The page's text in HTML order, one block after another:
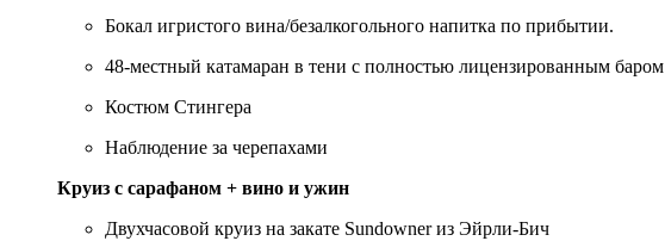
Бокал игристого вина/безалкогольного напитка по прибытии.
48-местный катамаран в тени с полностью лицензированным баром
Костюм Стингера
Наблюдение за черепахами
Круиз с сарафаном + вино и ужин
Двухчасовой круиз на закате Sundowner из Эйрли-Бич